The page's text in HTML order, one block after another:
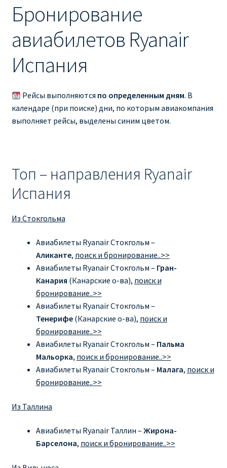
Ryanair изменить дату
Ryanair изменить фамилию
Ryanair Испания
RYANAIR ИТАЛИЯ
RYANAIR КУПИТЬ БИЛЕТЫ ENGLISH
Ryanair онлайн регистрация
RYANAIR ПОДГОРИЦА, ЧЕРНОГОРИЯ
Ryanair Польша
RYANAIR ПОРТУГАЛИЯ
RYANAIR ПОСАДОЧНЫЙ ТАЛОН – BOARDING PASS
Ryanair Россия
Ryanair Україна из Киева, Одессы, Львова, Харькова,
Бронирование
авиабилетов Ryanair
Испания
Рейсы выполняются по определенным дням. В
календаре (при поиске) дни, по которым авиакомпания
выполняет рейсы, выделены синим цветом.
Топ – направления Ryanair
Испания
Из Стокгольма
Авиабилеты Ryanair Стокгольм –
Аликанте, поиск и бронирование..>>
Авиабилеты Ryanair Стокгольм – Гран-
Канария (Канарские о-ва), поиск и
бронирование..>>
Авиабилеты Ryanair Стокгольм –
Тенерифе (Канарские о-ва), поиск и
бронирование..>>
Авиабилеты Ryanair Стокгольм – Пальма
Мальорка, поиск и бронирование..>>
Авиабилеты Ryanair Стокгольм – Малага, поиск и
бронирование..>>
Из Таллина
Авиабилеты Ryanair Таллин – Жирона-
Барселона, поиск и бронирование..>>